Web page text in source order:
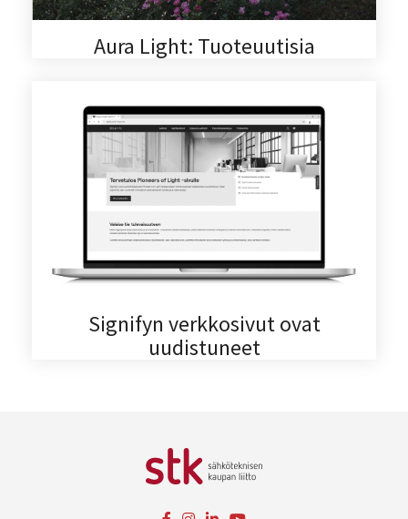
Aura Light: Tuoteuutisia
Signifyn verkkosivut ovat
uudistuneet